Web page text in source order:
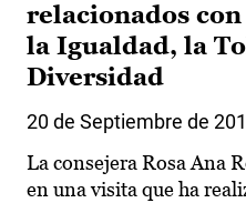
relacionados
la Igualdad, la
Diversidad
20 de Septiembre de
La consejera Rosa Ana
en una visita que ha